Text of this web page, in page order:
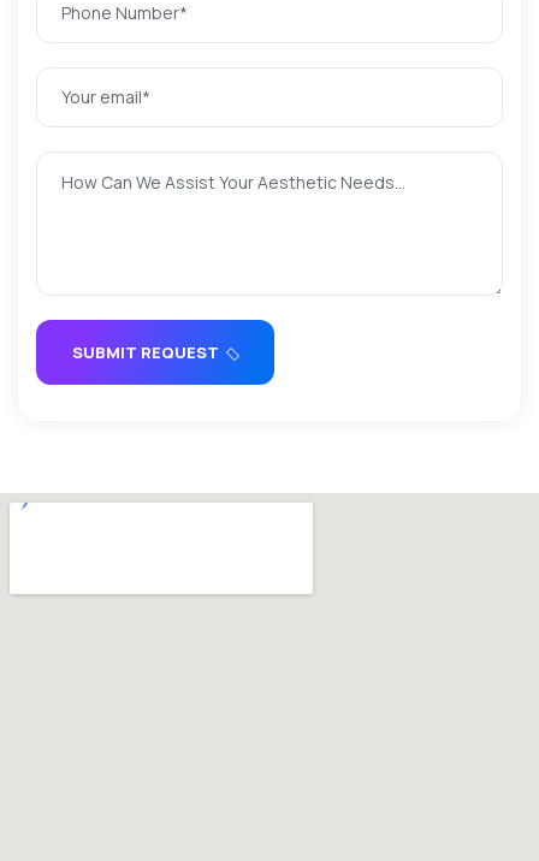
SUBMIT REQUEST